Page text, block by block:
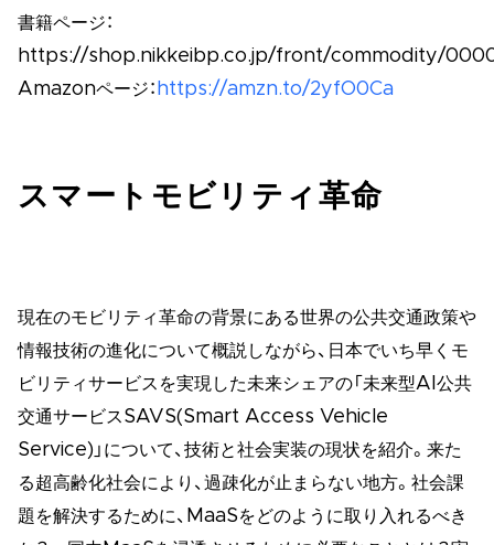
書籍ページ：
https://shop.nikkeibp.co.jp/front/commodity/
Amazonページ： https://amzn.to/2yfO0Ca
スマートモビリティ革命
現在のモビリティ革命の背景にある世界の公共交通政策や
情報技術の進化について概説しながら、日本でいち早くモ
ビリティサービスを実現した未来シェアの「未来型AI公共
交通サービスSAVS(Smart Access Vehicle
Service)」について、技術と社会実装の現状を紹介。来た
る超高齢化社会により、過疎化が止まらない地方。社会課
題を解決するために、MaaSをどのように取り入れるべき